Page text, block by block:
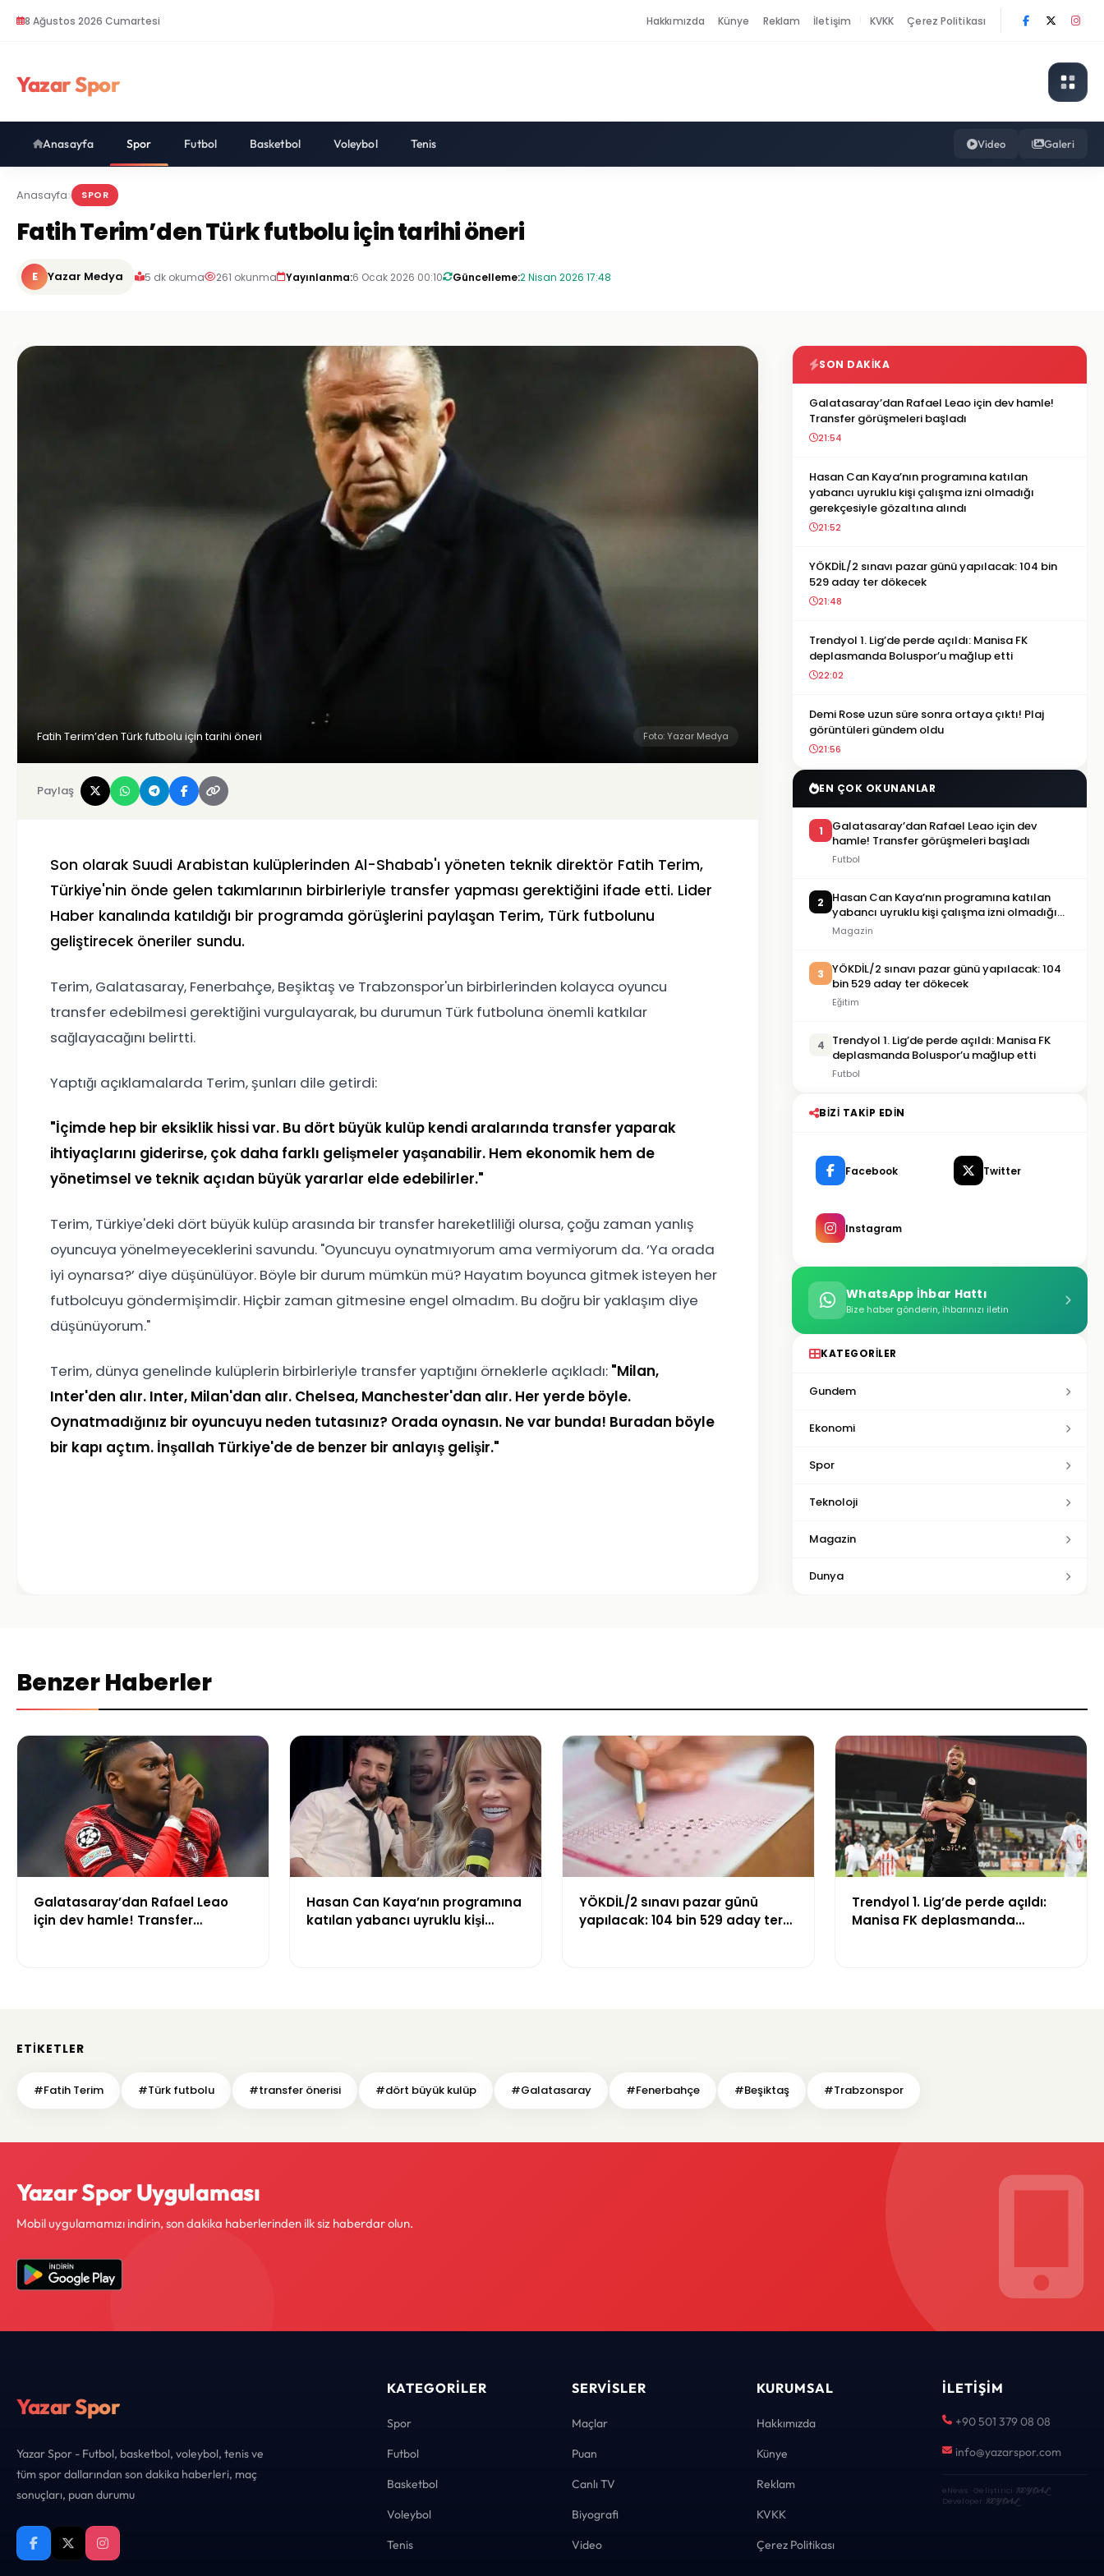
8 Ağustos 2026 Cumartesi Hakkımızda Künye Reklam İletişim KVKK Çerez Politikası
Yazar Spor
Anasayfa Spor Futbol Basketbol Voleybol Tenis Video Galeri
Anasayfa SPOR
Fatih Terim’den Türk futbolu için tarihi öneri
E Yazar Medya 5 dk okuma 261 okunma Yayınlanma:6 Ocak 2026 00:10 Güncelleme:2 Nisan 2026 17:48
Fatih Terim’den Türk futbolu için tarihi öneri Foto: Yazar Medya
Paylaş
Son olarak Suudi Arabistan kulüplerinden Al-Shabab'ı yöneten teknik direktör Fatih Terim,
Türkiye'nin önde gelen takımlarının birbirleriyle transfer yapması gerektiğini ifade etti. Lider
Haber kanalında katıldığı bir programda görüşlerini paylaşan Terim, Türk futbolunu
geliştirecek öneriler sundu.
Terim, Galatasaray, Fenerbahçe, Beşiktaş ve Trabzonspor'un birbirlerinden kolayca oyuncu
transfer edebilmesi gerektiğini vurgulayarak, bu durumun Türk futboluna önemli katkılar
sağlayacağını belirtti.
Yaptığı açıklamalarda Terim, şunları dile getirdi:
"İçimde hep bir eksiklik hissi var. Bu dört büyük kulüp kendi aralarında transfer yaparak
ihtiyaçlarını giderirse, çok daha farklı gelişmeler yaşanabilir. Hem ekonomik hem de
yönetimsel ve teknik açıdan büyük yararlar elde edebilirler."
Terim, Türkiye'deki dört büyük kulüp arasında bir transfer hareketliliği olursa, çoğu zaman yanlış
oyuncuya yönelmeyeceklerini savundu. "Oyuncuyu oynatmıyorum ama vermiyorum da. ‘Ya orada
iyi oynarsa?’ diye düşünülüyor. Böyle bir durum mümkün mü? Hayatım boyunca gitmek isteyen her
futbolcuyu göndermişimdir. Hiçbir zaman gitmesine engel olmadım. Bu doğru bir yaklaşım diye
düşünüyorum."
Terim, dünya genelinde kulüplerin birbirleriyle transfer yaptığını örneklerle açıkladı: "Milan,
Inter'den alır. Inter, Milan'dan alır. Chelsea, Manchester'dan alır. Her yerde böyle.
Oynatmadığınız bir oyuncuyu neden tutasınız? Orada oynasın. Ne var bunda! Buradan böyle
bir kapı açtım. İnşallah Türkiye'de de benzer bir anlayış gelişir."
SON DAKIKA
Galatasaray’dan Rafael Leao için dev hamle!
Transfer görüşmeleri başladı
21:54
Hasan Can Kaya’nın programına katılan
yabancı uyruklu kişi çalışma izni olmadığı
gerekçesiyle gözaltına alındı
21:52
YÖKDİL/2 sınavı pazar günü yapılacak: 104 bin
529 aday ter dökecek
21:48
Trendyol 1. Lig’de perde açıldı: Manisa FK
deplasmanda Boluspor’u mağlup etti
22:02
Demi Rose uzun süre sonra ortaya çıktı! Plaj
görüntüleri gündem oldu
21:56
EN ÇOK OKUNANLAR
1
Galatasaray’dan Rafael Leao için dev
hamle! Transfer görüşmeleri başladı
Futbol
2
Hasan Can Kaya’nın programına katılan
yabancı uyruklu kişi çalışma izni olmadığı
gerekçesiyle gözaltına alındı
Magazin
3
YÖKDİL/2 sınavı pazar günü yapılacak: 104
bin 529 aday ter dökecek
Eğitim
4
Trendyol 1. Lig’de perde açıldı: Manisa FK
deplasmanda Boluspor’u mağlup etti
Futbol
BIZI TAKIP EDIN
Facebook Twitter
Instagram
WhatsApp İhbar Hattı
Bize haber gönderin, ihbarınızı iletin
KATEGORILER
Gundem
Ekonomi
Spor
Teknoloji
Magazin
Dunya
Benzer Haberler
Galatasaray’dan Rafael Leao
için dev hamle! Transfer
Hasan Can Kaya’nın programına
katılan yabancı uyruklu kişi
YÖKDİL/2 sınavı pazar günü
yapılacak: 104 bin 529 aday ter
Trendyol 1. Lig’de perde açıldı:
Manisa FK deplasmanda
ETIKETLER
#Fatih Terim #Türk futbolu #transfer önerisi #dört büyük kulüp #Galatasaray #Fenerbahçe #Beşiktaş #Trabzonspor
Yazar Spor Uygulaması
Mobil uygulamamızı indirin, son dakika haberlerinden ilk siz haberdar olun.
Yazar Spor
Yazar Spor - Futbol, basketbol, voleybol, tenis ve
tüm spor dallarından son dakika haberleri, maç
sonuçları, puan durumu
KATEGORILER
Spor
Futbol
Basketbol
Voleybol
Tenis
SERVISLER
Maçlar
Puan
Canlı TV
Biyografi
Video
KURUMSAL
Hakkımızda
Künye
Reklam
KVKK
Çerez Politikası
İLETIŞIM
+90 501 379 08 08
info@yazarspor.com
eNews · Geliştirici KEYDAL·
Developer KEYDAL